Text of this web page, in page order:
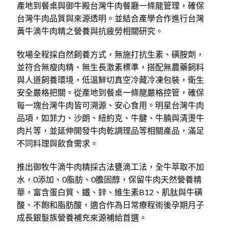
產地到餐桌與御牛殿台灣牛肉餐廳一條龍管理，確保
台灣牛肉品質與來源透明。並結合產學合作進行台灣
黃牛滴牛肉精之營養與抗疲勞相關研究。
牧場全程採自然飼養方式，無施打抗生素、磺胺劑，
並符合無瘦肉精、無生長激素標準，搭配無農藥飼料
與人道飼養環境，低溫鮮切真空冷藏冷凍包裝，衛生
安全嚴格把關。從產地到餐桌一條龍嚴格控管，確保
每一塊台灣牛肉皆可溯源、安心食用。明星台灣牛肉
品項，如菲力、沙朗、紐約克、牛腱、牛腩與清燙牛
肉片等，並延伸開發牛肉乾調理品等相關產品，滿足
不同料理與飲食需求。
推出御牧牛滴牛肉精採古法甕滴工法，全牛萃取不加
水，0添加、0脂肪、0膽固醇，保留牛肉天然營養精
華，富含蛋白質、鐵、鋅、維生素B12、肌肽與牛磺
酸、不飽和脂肪酸，適合作為日常療程術後孕期月子
成長銀髮族營養補充來源補給首選。